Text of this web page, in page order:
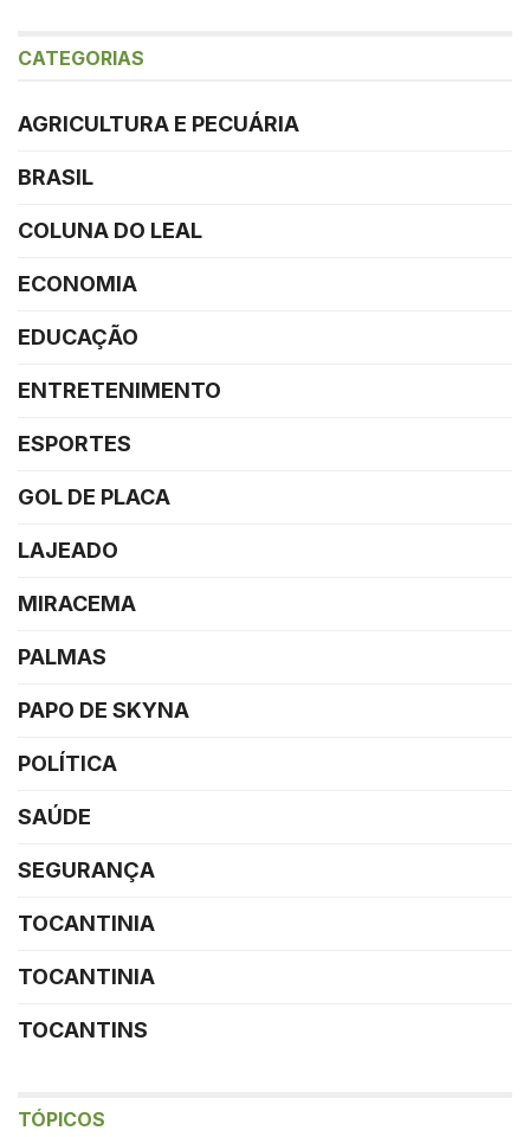
CATEGORIAS
AGRICULTURA E PECUÁRIA
BRASIL
COLUNA DO LEAL
ECONOMIA
EDUCAÇÃO
ENTRETENIMENTO
ESPORTES
GOL DE PLACA
LAJEADO
MIRACEMA
PALMAS
PAPO DE SKYNA
POLÍTICA
SAÚDE
SEGURANÇA
TOCANTINIA
TOCANTINIA
TOCANTINS
TÓPICOS